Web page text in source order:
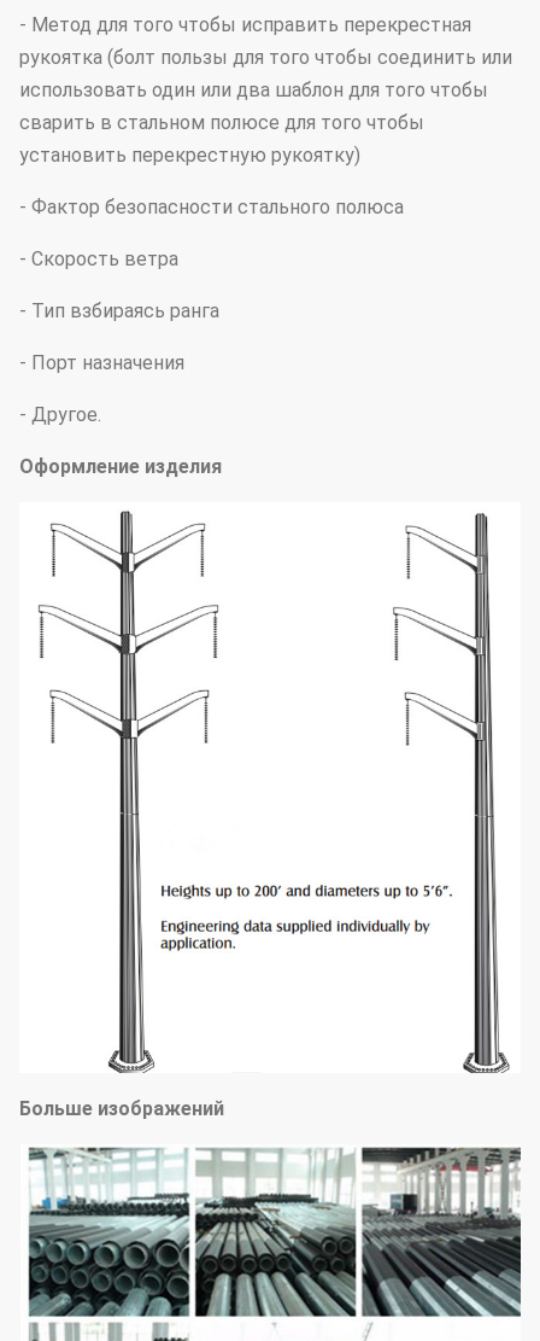
- Метод для того чтобы исправить перекрестная
рукоятка (болт пользы для того чтобы соединить или
использовать один или два шаблон для того чтобы
сварить в стальном полюсе для того чтобы
установить перекрестную рукоятку)
- Фактор безопасности стального полюса
- Скорость ветра
- Тип взбираясь ранга
- Порт назначения
- Другое.
Оформление изделия
Больше изображений